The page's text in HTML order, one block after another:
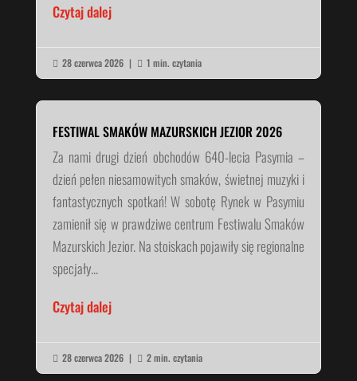
Czytaj dalej
 28 czerwca 2026 |  1 min. czytania
FESTIWAL SMAKÓW MAZURSKICH JEZIOR 2026
Za nami drugi dzień obchodów 640-lecia Pasymia –
dzień pełen niesamowitych smaków, świetnej muzyki i
fantastycznych spotkań! W sobotę Rynek w Pasymiu
zamienił się w prawdziwe centrum Festiwalu Smaków
Mazurskich Jezior. Na stoiskach pojawiły się regionalne
specjały...
Czytaj dalej
 28 czerwca 2026 |  2 min. czytania